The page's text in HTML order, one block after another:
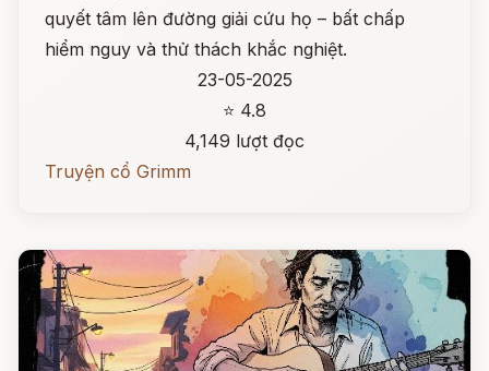
quyết tâm lên đường giải cứu họ – bất chấp
hiểm nguy và thử thách khắc nghiệt.
23-05-2025
⭐ 4.8
4,149 lượt đọc
Truyện cổ Grimm